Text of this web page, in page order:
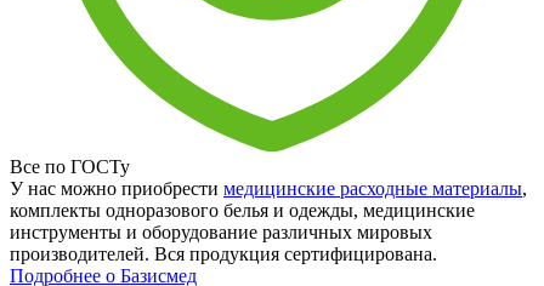
Все по ГОСТу
У нас можно приобрести медицинские расходные материалы,
комплекты одноразового белья и одежды, медицинские
инструменты и оборудование различных мировых
производителей. Вся продукция сертифицирована.
Подробнее о Базисмед